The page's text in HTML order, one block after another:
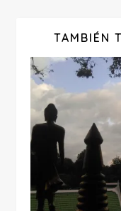
TAMBIÉN